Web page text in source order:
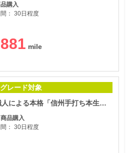
購入
： 30日程度
881
グレード対象
【雪村そば】熟練の職人による本格「信州手打ち本生そば」
品購入
： 30日程度